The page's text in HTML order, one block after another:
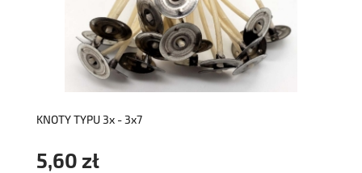
KNOTY TYPU 3x - 3x7
5,60 zł
do koszyka